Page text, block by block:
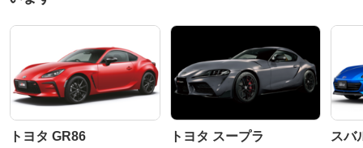
トヨタ GR86 トヨタ スープラ スバ